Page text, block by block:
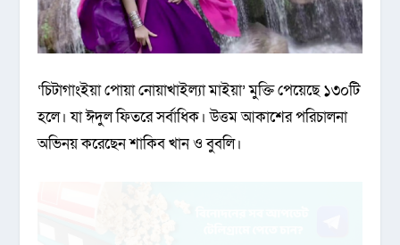
‘চিটাগাংইয়া পোয়া নোয়াখাইল্যা মাইয়া’ মুক্তি পেয়েছে ১৩০টি
হলে। যা ঈদুল ফিতরে সর্বাধিক। উত্তম আকাশের পরিচালনা
অভিনয় করেছেন শাকিব খান ও বুবলি।